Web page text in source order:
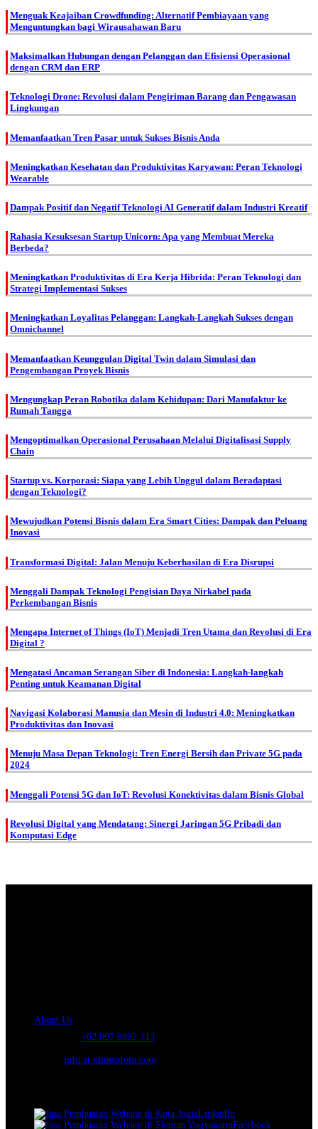
Menguak Keajaiban Crowdfunding: Alternatif Pembiayaan yang
Menguntungkan bagi Wirausahawan Baru
Maksimalkan Hubungan dengan Pelanggan dan Efisiensi Operasional
dengan CRM dan ERP
Teknologi Drone: Revolusi dalam Pengiriman Barang dan Pengawasan
Lingkungan
Memanfaatkan Tren Pasar untuk Sukses Bisnis Anda
Meningkatkan Kesehatan dan Produktivitas Karyawan: Peran Teknologi
Wearable
Dampak Positif dan Negatif Teknologi AI Generatif dalam Industri Kreatif
Rahasia Kesuksesan Startup Unicorn: Apa yang Membuat Mereka
Berbeda?
Meningkatkan Produktivitas di Era Kerja Hibrida: Peran Teknologi dan
Strategi Implementasi Sukses
Meningkatkan Loyalitas Pelanggan: Langkah-Langkah Sukses dengan
Omnichannel
Memanfaatkan Keunggulan Digital Twin dalam Simulasi dan
Pengembangan Proyek Bisnis
Mengungkap Peran Robotika dalam Kehidupan: Dari Manufaktur ke
Rumah Tangga
Mengoptimalkan Operasional Perusahaan Melalui Digitalisasi Supply
Chain
Startup vs. Korporasi: Siapa yang Lebih Unggul dalam Beradaptasi
dengan Teknologi?
Mewujudkan Potensi Bisnis dalam Era Smart Cities: Dampak dan Peluang
Inovasi
Transformasi Digital: Jalan Menuju Keberhasilan di Era Disrupsi
Menggali Dampak Teknologi Pengisian Daya Nirkabel pada
Perkembangan Bisnis
Mengapa Internet of Things (IoT) Menjadi Tren Utama dan Revolusi di Era
Digital ?
Mengatasi Ancaman Serangan Siber di Indonesia: Langkah-langkah
Penting untuk Keamanan Digital
Navigasi Kolaborasi Manusia dan Mesin di Industri 4.0: Meningkatkan
Produktivitas dan Inovasi
Menuju Masa Depan Teknologi: Tren Energi Bersih dan Private 5G pada
2024
Menggali Potensi 5G dan IoT: Revolusi Konektivitas dalam Bisnis Global
Revolusi Digital yang Mendatang: Sinergi Jaringan 5G Pribadi dan
Komputasi Edge
About Us
+62 897 8802 313
info at idmetafora.com
LinkedIn
Facebook